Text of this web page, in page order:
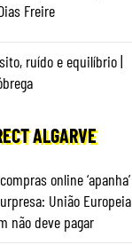
Freire
ruído e equilíbrio |
ALGARVE
online ‘apanha’
União Europeia
não deve pagar